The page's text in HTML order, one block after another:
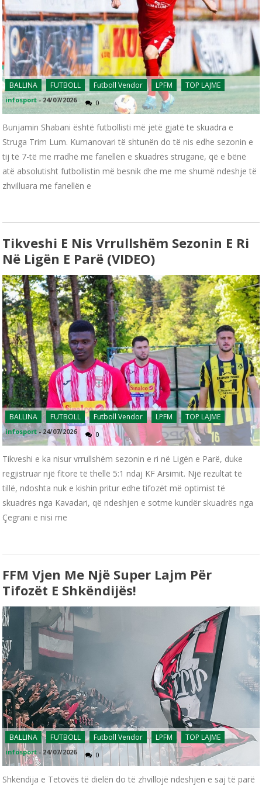
BALLINA FUTBOLL Futboll Vendor LPFM TOP LAJME
infosport -24/07/2026 0
Bunjamin Shabani është futbollisti më jetë gjatë te skuadra e
Struga Trim Lum. Kumanovari të shtunën do të nis edhe sezonin e
tij të 7-të me rradhë me fanellën e skuadrës strugane, që e bënë
atë absolutisht futbollistin më besnik dhe me me shumë ndeshje të
zhvilluara me fanellën e
Tikveshi E Nis Vrrullshëm Sezonin E Ri
Në Ligën E Parë (VIDEO)
BALLINA FUTBOLL Futboll Vendor LPFM TOP LAJME
infosport -24/07/2026 0
Tikveshi e ka nisur vrrullshëm sezonin e ri në Ligën e Parë, duke
regjistruar një fitore të thellë 5:1 ndaj KF Arsimit. Një rezultat të
tillë, ndoshta nuk e kishin pritur edhe tifozët më optimist të
skuadrës nga Kavadari, që ndeshjen e sotme kundër skuadrës nga
Çegrani e nisi me
FFM Vjen Me Një Super Lajm Për
Tifozët E Shkëndijës!
BALLINA FUTBOLL Futboll Vendor LPFM TOP LAJME
infosport -24/07/2026 0
Shkëndija e Tetovës të dielën do të zhvillojë ndeshjen e saj të parë